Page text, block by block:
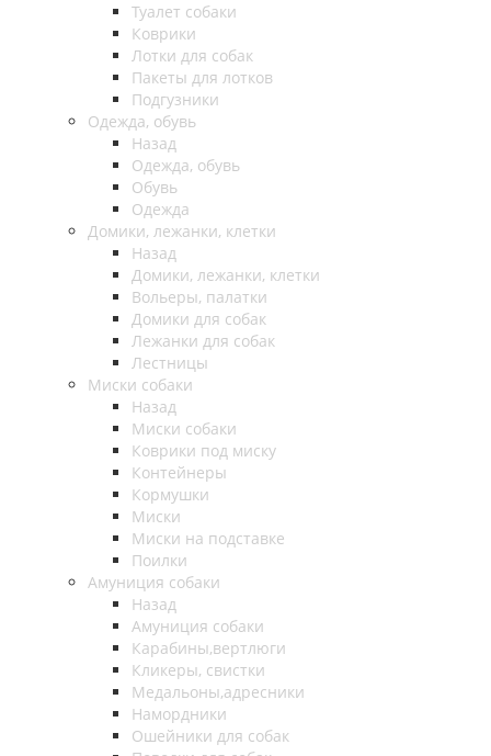
Туалет собаки
Коврики
Лотки для собак
Пакеты для лотков
Подгузники
Одежда, обувь
Назад
Одежда, обувь
Обувь
Одежда
Домики, лежанки, клетки
Назад
Домики, лежанки, клетки
Вольеры, палатки
Домики для собак
Лежанки для собак
Лестницы
Миски собаки
Назад
Миски собаки
Коврики под миску
Контейнеры
Кормушки
Миски
Миски на подставке
Поилки
Амуниция собаки
Назад
Амуниция собаки
Карабины,вертлюги
Кликеры, свистки
Медальоны,адресники
Намордники
Ошейники для собак